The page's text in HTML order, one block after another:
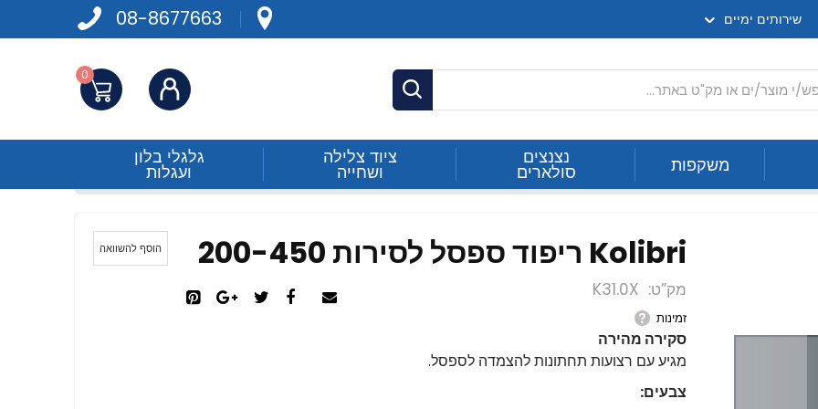
08-8677663 שירותים ימיים
חפש
התחברות 0
משקפות נצנצים
סולארים
ציוד צלילה
ושחייה
גלגלי בלון
ועגלות
Kolibri ריפוד ספסל לסירות 200-450
מק”ט K31.0X
זמינות
סקירה מהירה
מגיע עם רצועות תחתונות להצמדה לספסל.
צבעים:
הוסף להשוואה